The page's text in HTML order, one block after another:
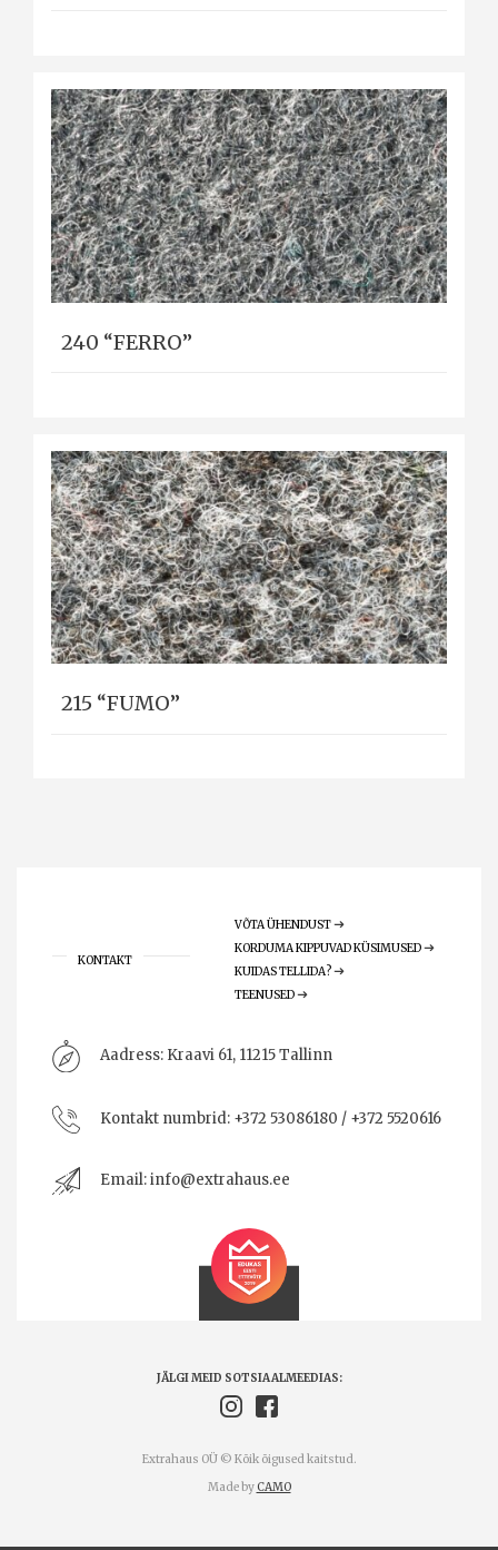
240 “FERRO”
215 “FUMO”
KONTAKT
VÕTA ÜHENDUST
KORDUMA KIPPUVAD KÜSIMUSED
KUIDAS TELLIDA?
TEENUSED
Aadress: Kraavi 61, 11215 Tallinn
Kontakt numbrid: +372 53086180 / +372 5520616
Email:info@extrahaus.ee
Extrahaus OÜ © Kõik õigused kaitstud.
JÄLGI MEID SOTSIAALMEEDIAS:
Made by CAMO